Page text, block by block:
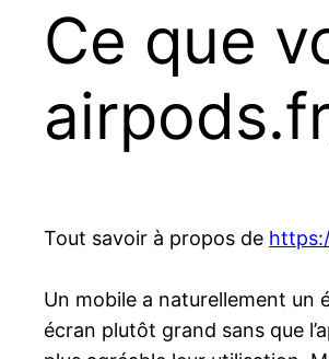
Ce que
Tout savoir à propos de
Un mobile a naturellement un
écran plutôt grand sans que